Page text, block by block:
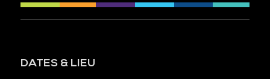
DATES & LIEU